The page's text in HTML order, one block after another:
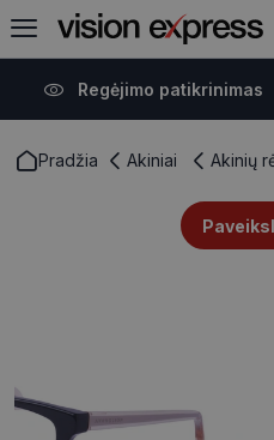
Regėjimo patikrinimas
Pradžia Akiniai Akinių